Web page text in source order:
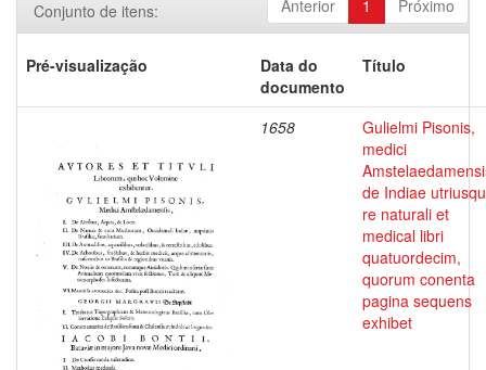
Anterior 1 Próximo
Conjunto de itens:
Pré-visualização
Data do
documento
Título
1658
Gulielmi Pisonis,
medici
de Indiae
re naturali et
medical libri
quatuordecim,
quorum conenta
pagina sequens
exhibet